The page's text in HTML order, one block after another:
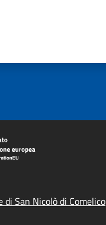
di San Nicolò di Comelico